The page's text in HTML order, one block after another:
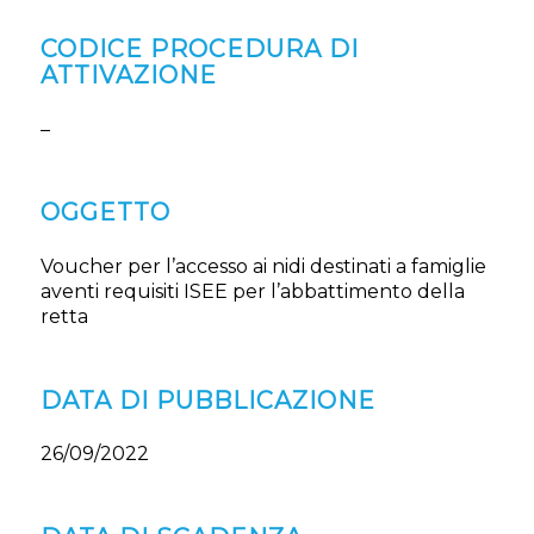
CODICE PROCEDURA DI
ATTIVAZIONE
–
OGGETTO
Voucher per l’accesso ai nidi destinati a famiglie
aventi requisiti ISEE per l’abbattimento della
retta
DATA DI PUBBLICAZIONE
26/09/2022